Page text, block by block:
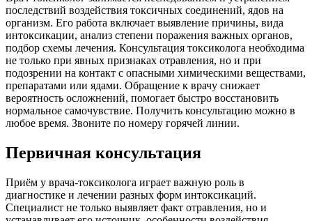
последствий воздействия токсичных соединений, ядов на
организм. Его работа включает выявление причины, вида
интоксикации, анализ степени поражения важных органов,
подбор схемы лечения. Консультация токсиколога необходима
не только при явных признаках отравления, но и при
подозрении на контакт с опасными химическими веществами,
препаратами или ядами. Обращение к врачу снижает
вероятность осложнений, помогает быстро восстановить
нормальное самочувствие. Получить консультацию можно в
любое время. Звоните по номеру горячей линии.
Первичная консультация
Приём у врача-токсиколога играет важную роль в
диагностике и лечении разных форм интоксикаций.
Специалист не только выявляет факт отравления, но и